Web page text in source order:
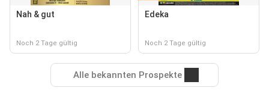
Nah & gut
Noch 2 Tage gültig
Edeka
Noch 2 Tage gültig
Alle bekannten Prospekte